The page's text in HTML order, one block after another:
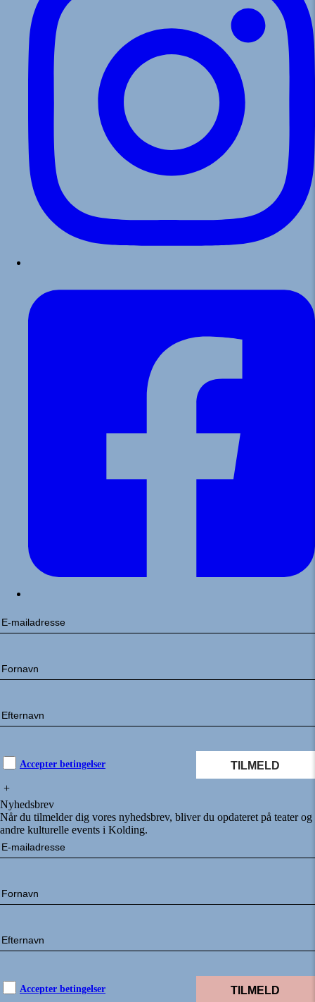
Accepter betingelser
+
Nyhedsbrev
Når du tilmelder dig vores nyhedsbrev, bliver du opdateret på teater og
andre kulturelle events i Kolding.
Accepter betingelser